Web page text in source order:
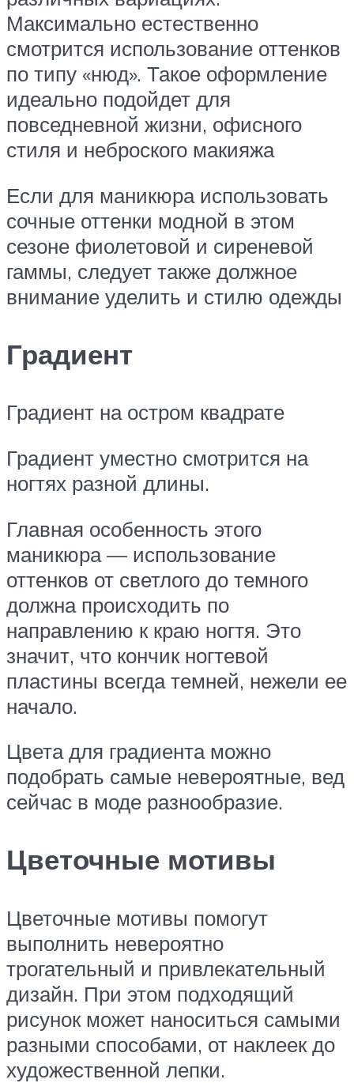
Максимально естественно
смотрится использование оттенков
по типу «нюд». Такое оформление
идеально подойдет для
повседневной жизни, офисного
стиля и неброского макияжа
Если для маникюра использовать
сочные оттенки модной в этом
сезоне фиолетовой и сиреневой
гаммы, следует также должное
внимание уделить и стилю одежды
Градиент
Градиент на остром квадрате
Градиент уместно смотрится на
ногтях разной длины.
Главная особенность этого
маникюра — использование
оттенков от светлого до темного
должна происходить по
направлению к краю ногтя. Это
значит, что кончик ногтевой
пластины всегда темней, нежели ее
начало.
Цвета для градиента можно
подобрать самые невероятные, вед
сейчас в моде разнообразие.
Цветочные мотивы
Цветочные мотивы помогут
выполнить невероятно
трогательный и привлекательный
дизайн. При этом подходящий
рисунок может наноситься самыми
разными способами, от наклеек до
художественной лепки.